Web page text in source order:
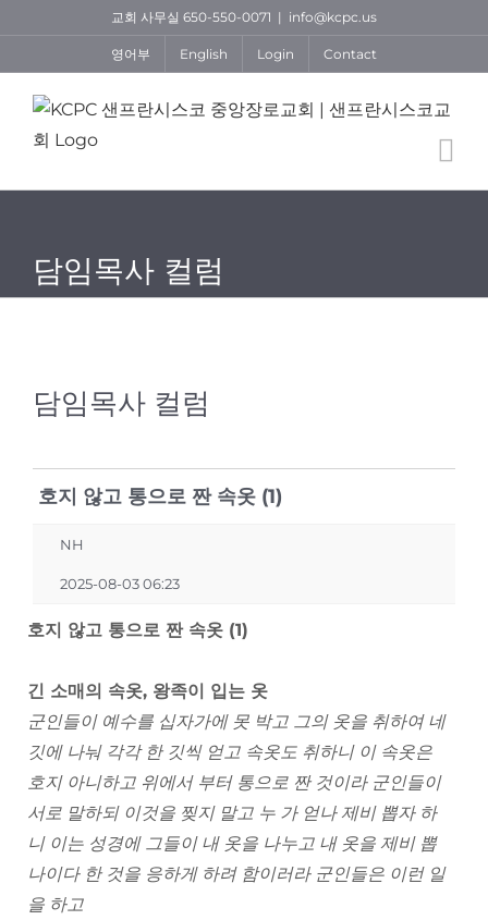
content
교회 사무실 650-550-0071 | info@kcpc.us
영어부 English Login Contact
담임목사 컬럼
담임목사 컬럼
호지 않고 통으로 짠 속옷 (1)
NH
2025-08-03 06:23
호지 않고 통으로 짠 속옷 (1)
긴 소매의 속옷, 왕족이 입는 옷
군인들이 예수를 십자가에 못 박고 그의 옷을 취하여 네
깃에 나눠 각각 한 깃씩 얻고 속옷도 취하니 이 속옷은
호지 아니하고 위에서 부터 통으로 짠 것이라 군인들이
서로 말하되 이것을 찢지 말고 누 가 얻나 제비 뽑자 하
니 이는 성경에 그들이 내 옷을 나누고 내 옷을 제비 뽑
나이다 한 것을 응하게 하려 함이러라 군인들은 이런 일
을 하고